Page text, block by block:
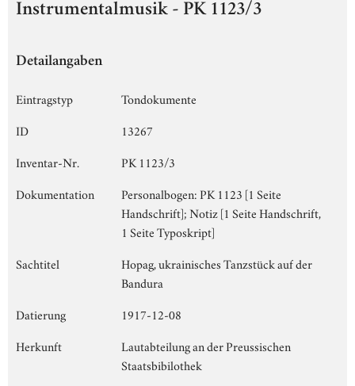
Instrumentalmusik - PK 1123/3
Detailangaben
Eintragstyp
Tondokumente
ID
13267
Inventar-Nr.
PK 1123/3
Dokumentation
Personalbogen: PK 1123 [1 Seite
Handschrift]; Notiz [1 Seite Handschrift,
1 Seite Typoskript]
Sachtitel
Hopag, ukrainisches Tanzstück auf der
Bandura
Datierung
1917-12-08
Herkunft
Lautabteilung an der Preussischen
Staatsbibilothek